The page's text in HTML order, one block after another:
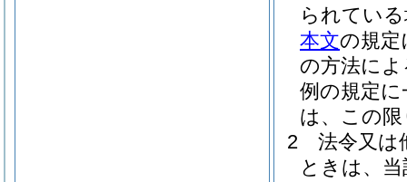
られてい
本文の規定
の方法に
例の規定
は、この
2
法令又は
ときは、